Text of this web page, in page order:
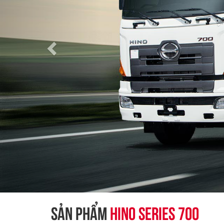
SẢN PHẨMHINO SERIES 700